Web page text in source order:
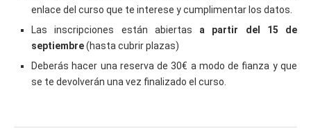
enlace del curso que te interese y cumplimentar los datos.
Las inscripciones están abiertas a partir del 15 de
septiembre(hasta cubrir plazas)
Deberás hacer una reserva de 30€ a modo de fianza y que
se te devolverán una vez finalizado el curso.